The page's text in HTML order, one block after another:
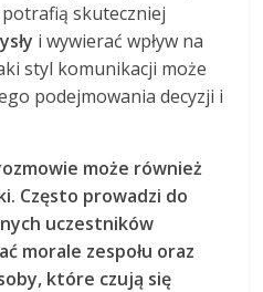
skuteczniej
i wywierać wpływ na
styl komunikacji może
podejmowania decyzji i
może również
Często prowadzi do
uczestników
morale zespołu oraz
które czują się